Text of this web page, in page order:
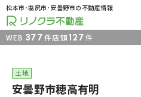
松本市･塩尻市･安曇野市の不動産情報
WEB 377件店頭127件
土地
安曇野市穂高有明